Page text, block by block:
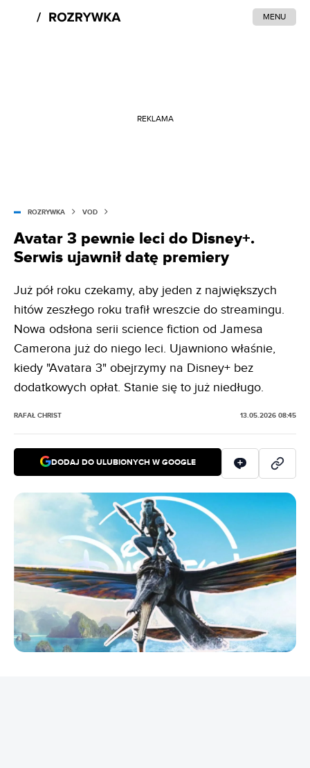
MENU
REKLAMA
ROZRYWKA VOD
Avatar 3 pewnie leci do Disney+.
Serwis ujawnił datę premiery
Już pół roku czekamy, aby jeden z największych
hitów zeszłego roku trafił wreszcie do streamingu.
Nowa odsłona serii science fiction od Jamesa
Camerona już do niego leci. Ujawniono właśnie,
kiedy "Avatara 3" obejrzymy na Disney+ bez
dodatkowych opłat. Stanie się to już niedługo.
RAFAŁ CHRIST 13.05.2026 08:45
DODAJ DO ULUBIONYCH W GOOGLE